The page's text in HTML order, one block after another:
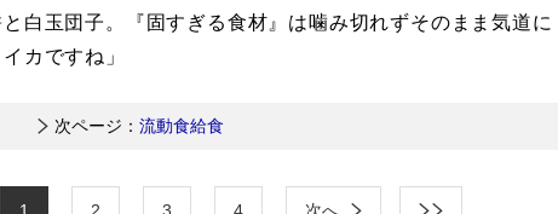
白玉団子。『固すぎる食材』は噛み切れずそのまま気道に
カですね」
次ページ： 流動食給食